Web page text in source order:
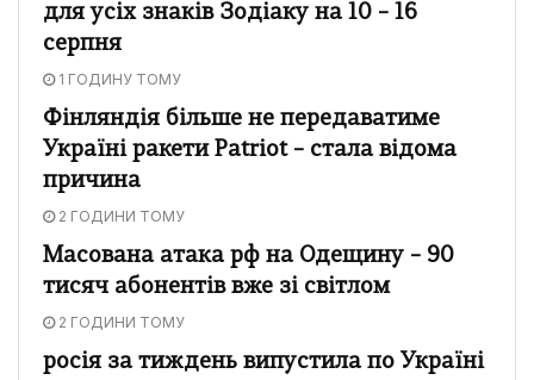
для усіх знаків Зодіаку на 10 – 16
серпня
1 ГОДИНУ ТОМУ
Фінляндія більше не передаватиме
Україні ракети Patriot – стала відома
причина
2 ГОДИНИ ТОМУ
Масована атака рф на Одещину – 90
тисяч абонентів вже зі світлом
2 ГОДИНИ ТОМУ
росія за тиждень випустила по Україні